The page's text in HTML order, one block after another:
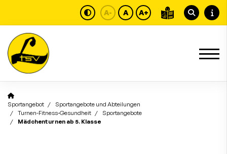
A- A A+
Sportangebot
Sportangebote und Abteilungen
Turnen-Fitness-Gesundheit
Sportangebote
Mädchenturnen ab 5. Klasse